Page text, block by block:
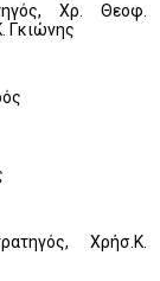
Χρ. Θεοφ.
Γκιώνης
Χρήσ.Κ.